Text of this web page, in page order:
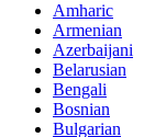
Amharic
Armenian
Azerbaijani
Belarusian
Bengali
Bosnian
Bulgarian